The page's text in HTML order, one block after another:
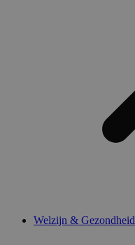
Welzijn & Gezondheid